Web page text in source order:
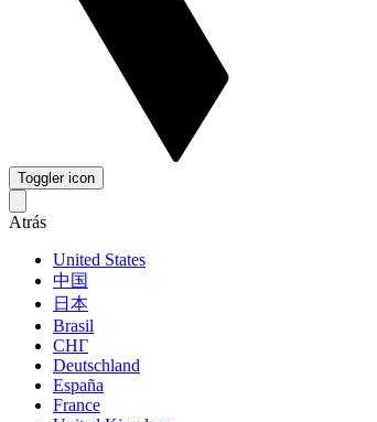
Toggler icon
Atrás
United States
中国
日本
Brasil
СНГ
Deutschland
España
France